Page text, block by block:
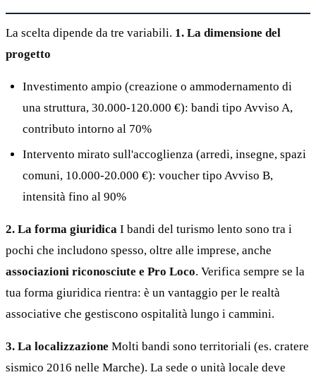
La scelta dipende da tre variabili. 1. La dimensione del
progetto
Investimento ampio (creazione o ammodernamento di
una struttura, 30.000-120.000 €): bandi tipo Avviso A,
contributo intorno al 70%
Intervento mirato sull'accoglienza (arredi, insegne, spazi
comuni, 10.000-20.000 €): voucher tipo Avviso B,
intensità fino al 90%
2. La forma giuridica I bandi del turismo lento sono tra i
pochi che includono spesso, oltre alle imprese, anche
associazioni riconosciute e Pro Loco. Verifica sempre se la
tua forma giuridica rientra: è un vantaggio per le realtà
associative che gestiscono ospitalità lungo i cammini.
3. La localizzazione Molti bandi sono territoriali (es. cratere
sismico 2016 nelle Marche). La sede o unità locale deve